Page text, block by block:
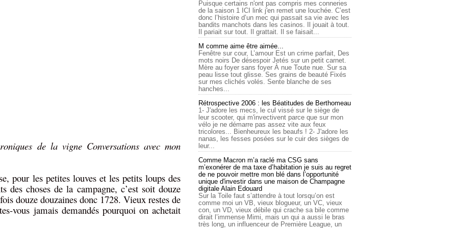
de la vigne Conversations avec mon
pour les petites louves et les petits loups des
des choses de la campagne, c’est soit douze
douze douzaines donc 1728. Vieux restes de
vous jamais demandés pourquoi on achetait
Puisque certains n'ont pas compris mes conneries
de la saison 1 ICI link j'en remet une louchée. C’est
donc l’histoire d’un mec qui passait sa vie avec les
bandits manchots dans les casinos. Il jouait à tout.
Il pariait sur tout. Il grattait. Il se faisait...
M comme aime être aimée...
Fenêtre sur cour, L’amour Est un crime parfait, Des
mots noirs De désespoir Jetés sur un petit carnet.
Mère au foyer sans foyer À nue Toute nue. Sur sa
peau lisse tout glisse. Ses grains de beauté Fixés
sur mes clichés volés. Sente blanche de ses
hanches...
Rétrospective 2006 : les Béatitudes de Berthomeau
1- J'adore les mecs, le cul vissé sur le siège de
leur scooter, qui m'invectivent parce que sur mon
vélo je ne démarre pas assez vite aux feux
tricolores... Bienheureux les beaufs ! 2- J'adore les
nanas, les fesses posées sur le cuir des sièges de
leur...
Comme Macron m’a raclé ma CSG sans
m’exonérer de ma taxe d’habitation je suis au regret
de ne pouvoir mettre mon blé dans l’opportunité
unique d'investir dans une maison de Champagne
digitale Alain Edouard
Sur la Toile faut s’attendre à tout lorsqu’on est
comme moi un VB, vieux blogueur, un VC, vieux
con, un VD, vieux débile qui crache sa bile comme
dirait l’immense Mimi, mais un qui a aussi le bras
très long, un influenceur de Première League, un